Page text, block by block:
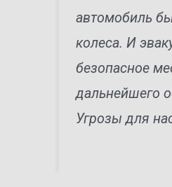
автомобиль
колеса. И
безопасное
дальнейшего
Угрозы для